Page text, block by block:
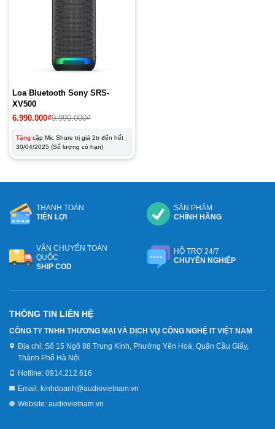
Loa Bluetooth Sony SRS-
XV500
9.990.000₫
Giá
gốc
là:
9.990.000₫.
6.990.000₫
Giá
hiện
tại
là:
6.990.000₫.
Tặng cặp Mic Shure trị giá 2tr đến hết
30/04/2025 (Số lượng có hạn)
THANH TOÁN
TIỆN LỢI
SẢN PHẨM
CHÍNH HÃNG
VẬN CHUYỂN TOÀN
QUỐC
SHIP COD
HỖ TRỢ 24/7
CHUYÊN NGHIỆP
THÔNG TIN LIÊN HỆ
CÔNG TY TNHH THƯƠNG MẠI VÀ DỊCH VỤ CÔNG NGHỆ IT VIỆT NAM
Địa chỉ: Số 15 Ngõ 88 Trung Kính, Phường Yên Hoà, Quận Cầu Giấy,
Thành Phố Hà Nội
Hotline: 0914.212.616
Email: kinhdoanh@audiovietnam.vn
Website: audiovietnam.vn